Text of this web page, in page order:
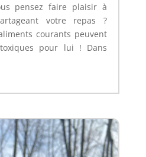
pensez faire plaisir à
votre repas ?
courants peuvent
pour lui ! Dans